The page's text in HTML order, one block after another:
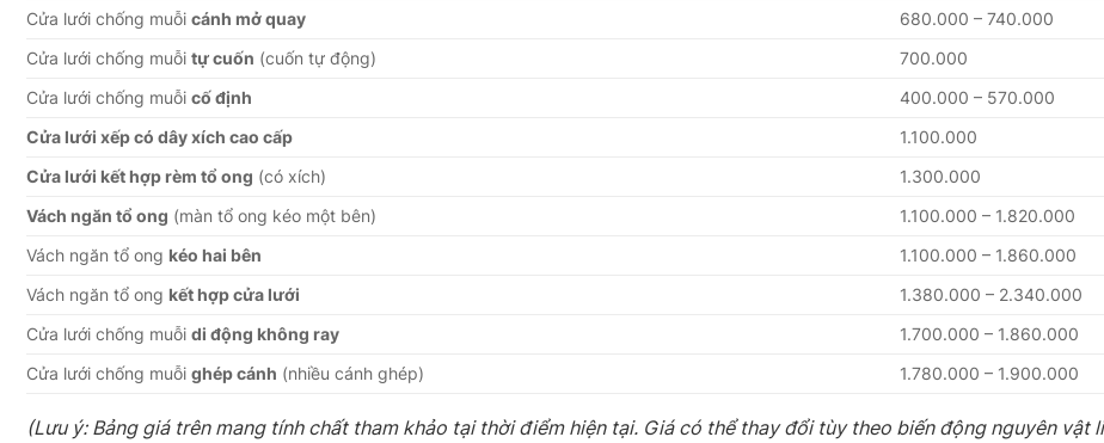
Cửa lưới chống muỗi cánh mở quay
680.000 – 740.000
Cửa lưới chống muỗi tự cuốn (cuốn tự động)
700.000
Cửa lưới chống muỗi cố định
400.000 – 570.000
Cửa lưới xếp có dây xích cao cấp
1.100.000
Cửa lưới kết hợp rèm tổ ong (có xích)
1.300.000
Vách ngăn tổ ong (màn tổ ong kéo một bên)
1.100.000 – 1.820.000
Vách ngăn tổ ong kéo hai bên
1.100.000 – 1.860.000
Vách ngăn tổ ong kết hợp cửa lưới
1.380.000 – 2.340.000
Cửa lưới chống muỗi di động không ray
1.700.000 – 1.860.000
Cửa lưới chống muỗi ghép cánh (nhiều cánh ghép) 1.780.000 – 1.900.000
(Lưu ý: Bảng giá trên mang tính chất tham khảo tại thời điểm hiện tại. Giá có thể thay đổi tùy theo biến động nguyên vật